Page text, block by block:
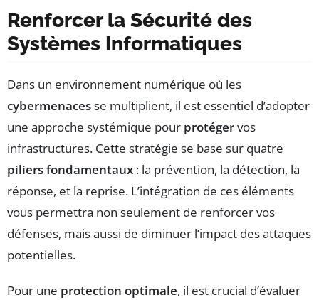
Renforcer la Sécurité des
Systèmes Informatiques
Dans un environnement numérique où les
cybermenacesse multiplient, il est essentiel d’adopter
une approche systémique pour protégervos
infrastructures. Cette stratégie se base sur quatre
piliers fondamentaux : la prévention, la détection, la
réponse, et la reprise. L’intégration de ces éléments
vous permettra non seulement de renforcer vos
défenses, mais aussi de diminuer l’impact des attaques
potentielles.
Pour une protection optimale, il est crucial d’évaluer